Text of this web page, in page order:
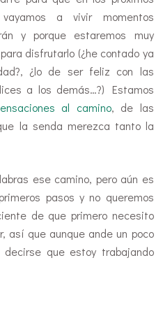
a vivir momentos
y porque estaremos muy
disfrutarlo (¿he contado ya
¿lo de ser feliz con las
a los demás…?) Estamos
al camino, de las
la senda merezca tanto la
ese camino, pero aún es
pasos y no queremos
de que primero necesito
así que aunque ande un poco
que estoy trabajando